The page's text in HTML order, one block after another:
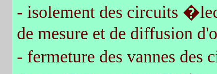
- isolement des circuits
de mesure et de diffusion
- fermeture des vannes